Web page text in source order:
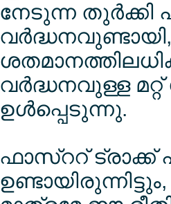
നേടുന്ന തുര്‍ക്കി
വര്‍ദ്ധനവുള്ള
ഉള്‍പ്പെടുന്നു.
ഫാസ്ററ് ട്രാക്ക്